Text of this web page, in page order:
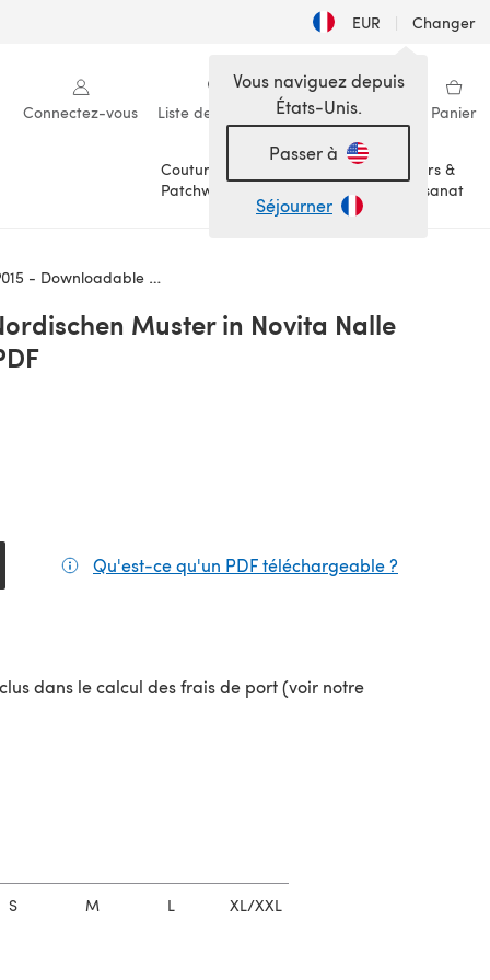
EUR | Changer
Connectez-vous Liste de souhaits Ma bibliothèque Panier
Couture &
Patchwork
Loisirs &
Artisanat
Vous naviguez depuis
États-Unis.
Passer à
Séjourner
Downloadable PDF
Muster in Novita Nalle
onglet) Qu'est-ce qu'un PDF téléchargeable ?
dans le calcul des frais de port (voir notre
onglet)
S M L XL/XXL